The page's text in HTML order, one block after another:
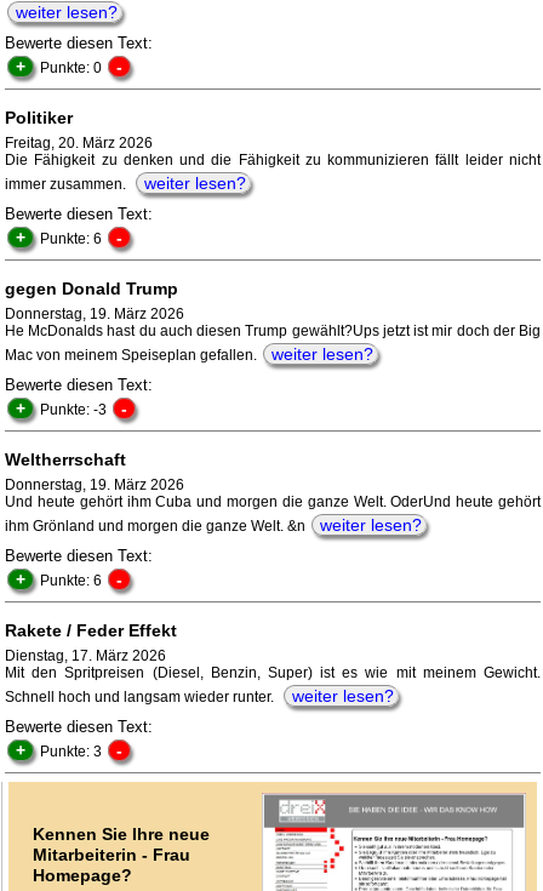
weiter lesen?
Bewerte diesen Text:
+ Punkte: 0 -
Politiker
Freitag, 20. März 2026
Die Fähigkeit zu denken und die Fähigkeit zu kommunizieren fällt leider nicht
immer zusammen.
weiter lesen?
Bewerte diesen Text:
+ Punkte: 6 -
gegen Donald Trump
Donnerstag, 19. März 2026
He McDonalds hast du auch diesen Trump gewählt?Ups jetzt ist mir doch der Big
Mac von meinem Speiseplan gefallen.
weiter lesen?
Bewerte diesen Text:
+ Punkte: -3 -
Weltherrschaft
Donnerstag, 19. März 2026
Und heute gehört ihm Cuba und morgen die ganze Welt. OderUnd heute gehört
ihm Grönland und morgen die ganze Welt. &n
weiter lesen?
Bewerte diesen Text:
+ Punkte: 6 -
Rakete / Feder Effekt
Dienstag, 17. März 2026
Mit den Spritpreisen (Diesel, Benzin, Super) ist es wie mit meinem Gewicht.
Schnell hoch und langsam wieder runter.
weiter lesen?
Bewerte diesen Text:
+ Punkte: 3 -
Kennen Sie Ihre neue
Mitarbeiterin - Frau
Homepage?